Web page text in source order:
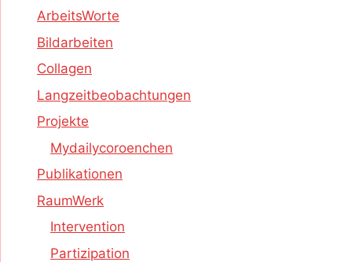
ArbeitsWorte
Bildarbeiten
Collagen
Langzeitbeobachtungen
Projekte
Mydailycoroenchen
Publikationen
RaumWerk
Intervention
Partizipation